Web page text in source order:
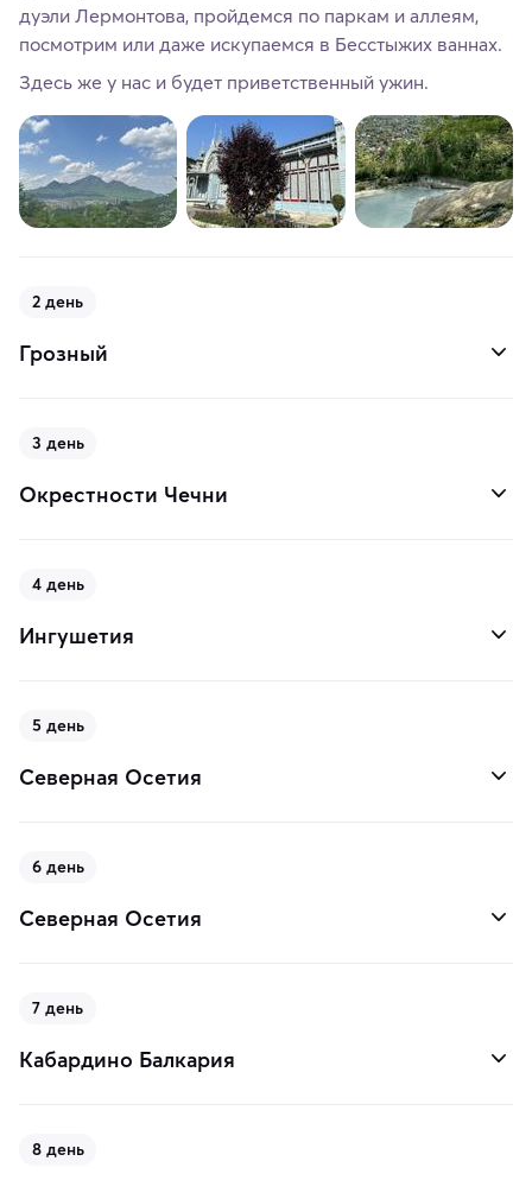
дуэли Лермонтова, пройдемся по паркам и аллеям,
посмотрим или даже искупаемся в Бесстыжих ваннах.
Здесь же у нас и будет приветственный ужин.
2 день
Грозный
3 день
Окрестности Чечни
4 день
Ингушетия
5 день
Северная Осетия
6 день
Северная Осетия
7 день
Кабардино Балкария
8 день